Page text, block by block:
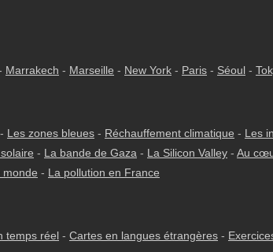
Marrakech - Marseille - New York - Paris - Séoul -
- Les zones bleues - Réchauffement climatique - Les
- La bande de Gaza - La Silicon Valley - Au
monde - La pollution en France
temps réel - Cartes en langues étrangères -